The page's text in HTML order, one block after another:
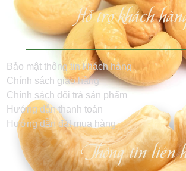
Hỗ trợ khách
Bảo mật thông tin khách hàng
Chính sách giao hàng
Chính sách đổi trả sản phẩm
Hướng dẫn thanh toán
Hướng dẫn đặt mua hàng
Thông tin liên